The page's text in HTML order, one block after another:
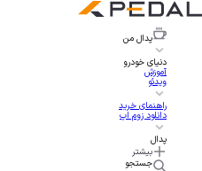
پدال من
دنیای خودرو
آموزش
ویدئو
راهنمای خرید
دانلود زوم اپ
پدال
بیشتر
جستجو